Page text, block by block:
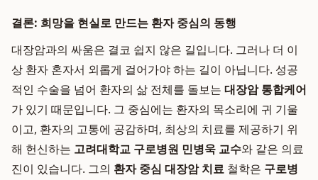
결론: 희망을 현실로 만드는 환자 중심의 동행
대장암과의 싸움은 결코 쉽지 않은 길입니다. 그러나 더 이
상 환자 혼자서 외롭게 걸어가야 하는 길이 아닙니다. 성공
적인 수술을 넘어 환자의 삶 전체를 돌보는 대장암 통합케어
가 있기 때문입니다. 그 중심에는 환자의 목소리에 귀 기울
이고, 환자의 고통에 공감하며, 최상의 치료를 제공하기 위
해 헌신하는 고려대학교 구로병원 민병욱 교수와 같은 의료
진이 있습니다. 그의 환자 중심 대장암 치료 철학은 구로병